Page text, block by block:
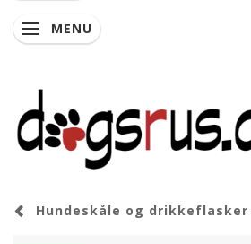
SKIFTE NAVIGATION
MENU
Hundeskåle og drikkeflasker